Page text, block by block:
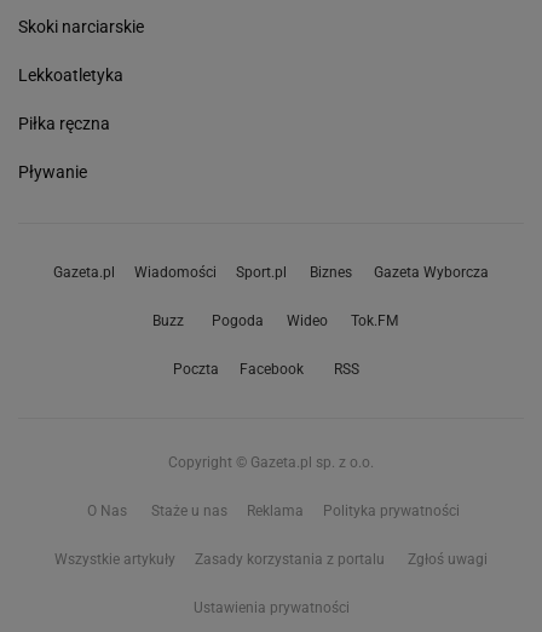
Skoki narciarskie
Lekkoatletyka
Piłka ręczna
Pływanie
Gazeta.pl Wiadomości Sport.pl Biznes Gazeta Wyborcza
Buzz Pogoda Wideo Tok.FM
Poczta Facebook RSS
Copyright © Gazeta.pl sp. z o.o.
O Nas Staże u nas Reklama Polityka prywatności
Wszystkie artykuły Zasady korzystania z portalu Zgłoś uwagi
Ustawienia prywatności